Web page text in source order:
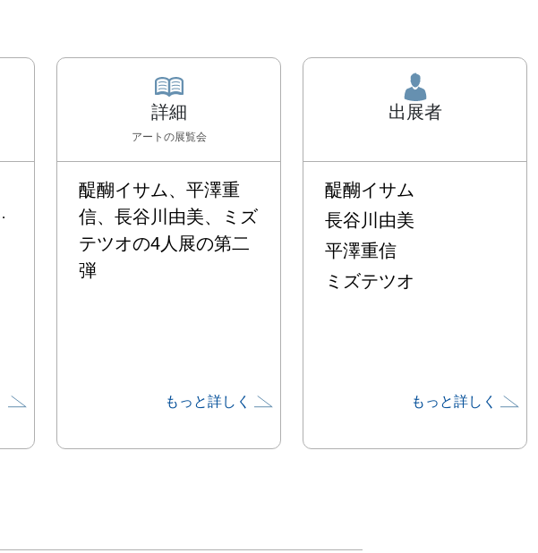
詳細
アート の展覧会
醍醐イサム、平澤重
信、長谷川由美、ミズ
テツオの4人展の第二
弾
もっと詳しく
出展者
醍醐イサム
長谷川由美
平澤重信
ミズテツオ
もっと詳しく